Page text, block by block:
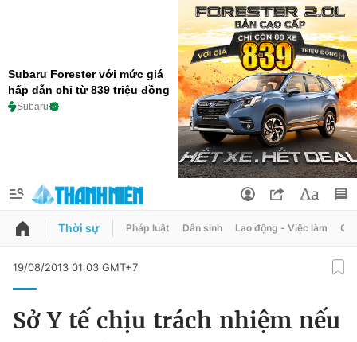
Subaru Forester với mức giá
hấp dẫn chỉ từ 839 triệu đồng
Subaru
QUẢNG CÁO
Đổi mật khẩu
Thời sự Pháp luật Dân sinh Lao động - Việc làm
19/08/2013 01:03 GMT+7
Sở Y tế chịu trách nhiệm nếu